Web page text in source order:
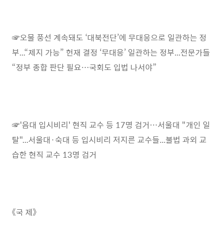
☞오물 풍선 계속돼도 ‘대북전단’에 무대응으로 일관하는 정
부...“제지 가능” 헌재 결정 ‘무대응’ 일관하는 정부...전문가들
“정부 종합 판단 필요…국회도 입법 나서야”
☞'음대 입시비리' 현직 교수 등 17명 검거…서울대 "개인 일
탈"...서울대·숙대 등 입시비리 저지른 교수들...불법 과외 교
습한 현직 교수 13명 검거
《국 제》